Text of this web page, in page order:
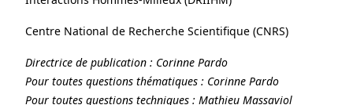
Centre National de Recherche Scientifique (CNRS)
Directrice de publication : Corinne Pardo
Pour toutes questions thématiques : Corinne Pardo
Pour toutes questions techniques : Mathieu Massaviol